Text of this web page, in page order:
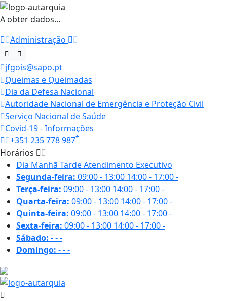
A obter dados...
Administração
jfgois@sapo.pt
Queimas e Queimadas
Dia da Defesa Nacional
Autoridade Nacional de Emergência e Proteção Civil
Serviço Nacional de Saúde
Covid-19 - Informações
+351 235 778 987*
Horários
Dia Manhã TardeAtendimento Executivo
Segunda-feira: 09:00 - 13:00 14:00 - 17:00-
Terça-feira: 09:00 - 13:00 14:00 - 17:00-
Quarta-feira: 09:00 - 13:00 14:00 - 17:00-
Quinta-feira: 09:00 - 13:00 14:00 - 17:00-
Sexta-feira: 09:00 - 13:00 14:00 - 17:00-
Sábado: ---
Domingo: ---